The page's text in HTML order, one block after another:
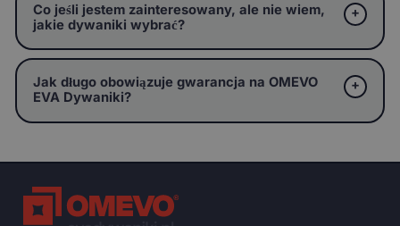
Co jeśli jestem zainteresowany, ale nie wiem,
jakie dywaniki wybrać?
Jak długo obowiązuje gwarancja na OMEVO
EVA Dywaniki?